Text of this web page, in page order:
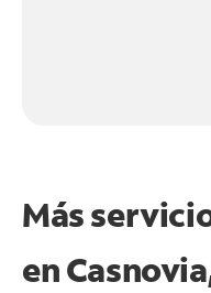
Más
en